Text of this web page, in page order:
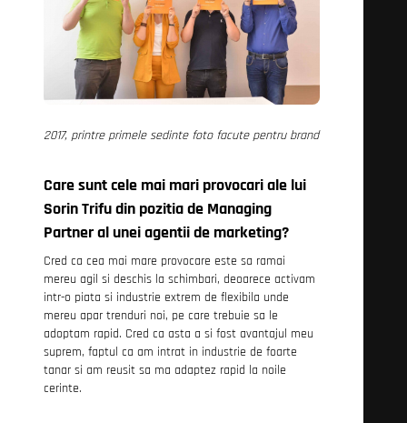
2017, printre primele sedinte foto facute pentru brand
Care sunt cele mai mari provocari ale lui
Sorin Trifu din pozitia de Managing
Partner al unei agentii de marketing?
Cred ca cea mai mare provocare este sa ramai
mereu agil si deschis la schimbari, deoarece activam
intr-o piata si industrie extrem de flexibila unde
mereu apar trenduri noi, pe care trebuie sa le
adoptam rapid. Cred ca asta a si fost avantajul meu
suprem, faptul ca am intrat in industrie de foarte
tanar si am reusit sa ma adaptez rapid la noile
cerinte.